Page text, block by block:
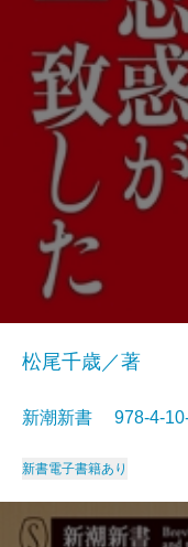
松尾千歳／著
新潮新書 978-4-
新書電子書籍あり